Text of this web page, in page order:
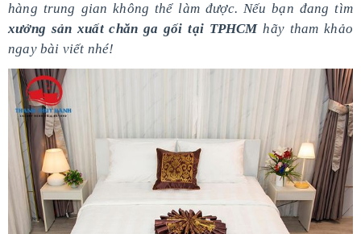
hàng trung gian không thể làm được. Nếu bạn đang tìm
xưởng sản xuất chăn ga gối tại TPHCMhãy tham khảo
ngay bài viết nhé!